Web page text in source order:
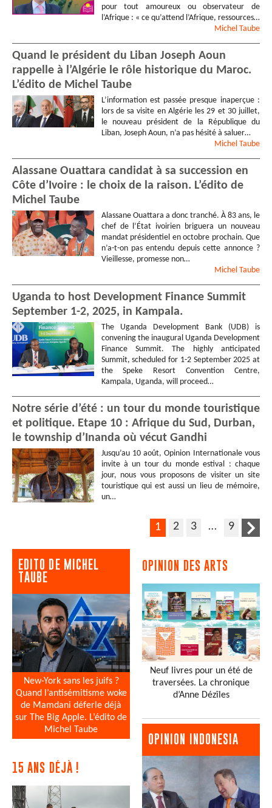
pour tout amoureux ou observateur de
l’Afrique : « ce qu’attend l’Afrique, ressources…
Michel Taube
Quand le président du Liban Joseph Aoun
rappelle à l’Algérie le rôle historique du Maroc.
L’édito de Michel Taube
L’information est passée presque inaperçue :
lors de sa visite en Algérie les 29 et 30 juillet,
le nouveau président de la République du
Liban, Joseph Aoun, n’a pas hésité à saluer…
Michel Taube
Alassane Ouattara candidat à sa succession en
Côte d’Ivoire : le choix de la raison. L’édito de
Michel Taube
Alassane Ouattara a donc tranché. À 83 ans, le
chef de l’État ivoirien briguera un nouveau
mandat présidentiel en octobre prochain. Que
n’a-t-on pas entendu depuis cette annonce ?
Vieillesse, promesse non…
Michel Taube
Uganda to host Development Finance Summit
September 1-2, 2025, in Kampala.
The Uganda Development Bank (UDB) is
convening the inaugural Uganda Development
Finance Summit. The highly anticipated
Summit, scheduled for 1-2 September 2025 at
the Speke Resort Convention Centre,
Kampala, Uganda, will proceed…
Notre série d’été : un tour du monde touristique
et politique. Etape 10 : Afrique du Sud, Durban,
le township d’Inanda où vécut Gandhi
Jusqu’au 10 août, Opinion Internationale vous
invite à un tour du monde estival : chaque
jour, nous vous proposons de visiter un site
touristique qui est aussi un lieu de mémoire,
un…
1 2 3 … 9
EDITO DE MICHEL
TAUBE
New-York sans les juifs ?
Quand l’antisémitisme woke
de Mamdani déferle déjà
sur The Big Apple. L’édito de
Michel Taube
15 ANS DÉJÀ !
OPINION DES ARTS
Neuf livres pour un été de
traversées. La chronique
d’Anne Dézîles
OPINION INDONESIA